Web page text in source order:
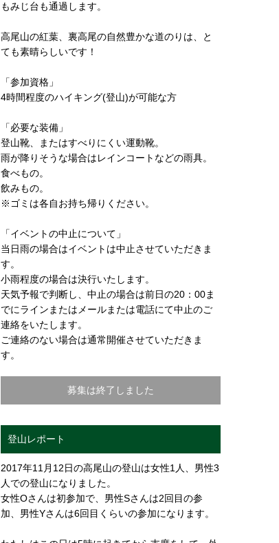
もみじ台も通過します。
高尾山の紅葉、裏高尾の自然豊かな道のりは、と
ても素晴らしいです！
「参加資格」
4時間程度のハイキング(登山)が可能な方
「必要な装備」
登山靴、またはすべりにくい運動靴。
雨が降りそうな場合はレインコートなどの雨具。
食べもの。
飲みもの。
※ゴミは各自お持ち帰りください。
「イベントの中止について」
当日雨の場合はイベントは中止させていただきま
す。
小雨程度の場合は決行いたします。
天気予報で判断し、中止の場合は前日の20：00ま
でにラインまたはメールまたは電話にて中止のご
連絡をいたします。
ご連絡のない場合は通常開催させていただきま
す。
募集は終了しました
登山レポート
2017年11月12日の高尾山の登山は女性1人、男性3
人での登山になりました。
女性Oさんは初参加で、男性Sさんは2回目の参
加、男性Yさんは6回目くらいの参加になります。